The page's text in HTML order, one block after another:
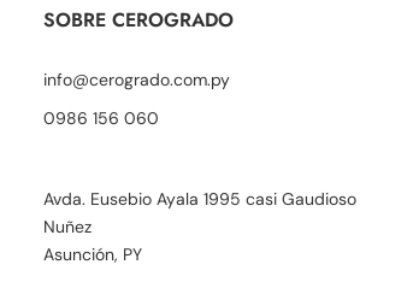
SOBRE CEROGRADO
info@cerogrado.com.py
0986 156 060
Avda. Eusebio Ayala 1995 casi Gaudioso
Nuñez
Asunción, PY